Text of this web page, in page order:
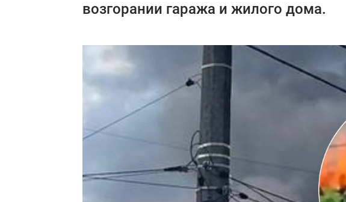
возгорании гаража и жилого дома.